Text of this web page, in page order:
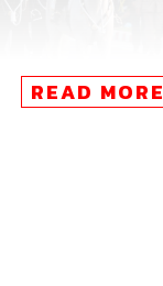
READ MORE